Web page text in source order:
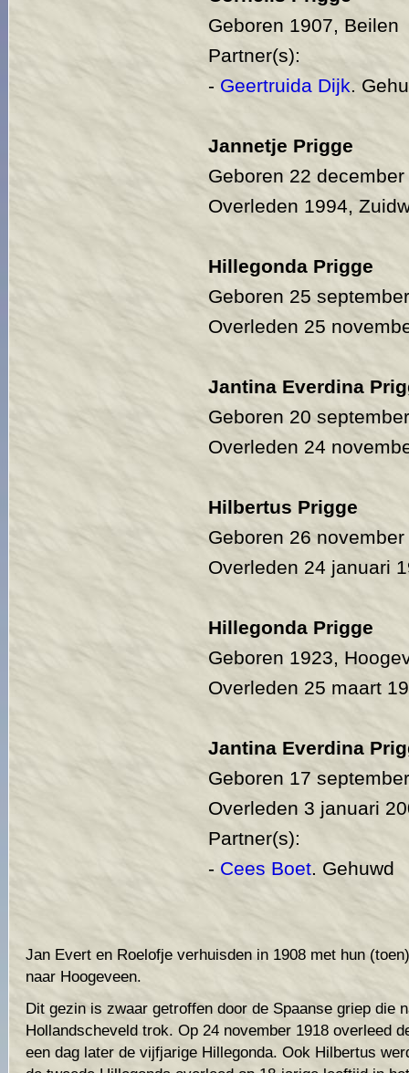
Geboren 1907, Beilen
Partner(s):
- Geertruida Dijk.
Jannetje Prigge
Geboren 22
Overleden 1994,
Hillegonda Prigge
Geboren 25
Overleden 25
Jantina Everdina
Geboren 20
Overleden 24
Hilbertus Prigge
Geboren 26
Overleden 24 januari
Hillegonda Prigge
Geboren 1923,
Overleden 25 maart
Jantina Everdina
Geboren 17
Overleden 3 januari
Partner(s):
- Cees Boet. Gehuwd
Jan Evert en Roelofje verhuisden in 1908 met hun
naar Hoogeveen.
Dit gezin is zwaar getroffen door de Spaanse griep die
Hollandscheveld trok. Op 24 november 1918 overleed
een dag later de vijfjarige Hillegonda. Ook Hilbertus